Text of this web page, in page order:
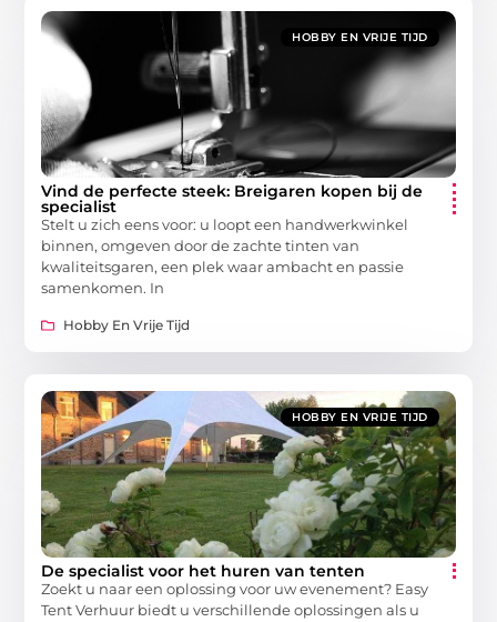
HOBBY EN VRIJE TIJD
Vind de perfecte steek: Breigaren kopen bij de
specialist
Stelt u zich eens voor: u loopt een handwerkwinkel
binnen, omgeven door de zachte tinten van
kwaliteitsgaren, een plek waar ambacht en passie
samenkomen. In
Hobby En Vrije Tijd
HOBBY EN VRIJE TIJD
De specialist voor het huren van tenten
Zoekt u naar een oplossing voor uw evenement? Easy
Tent Verhuur biedt u verschillende oplossingen als u